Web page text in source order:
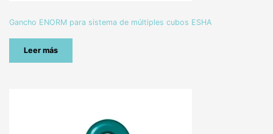
Gancho ENORM para sistema de múltiples cubos ESHA
Leer más